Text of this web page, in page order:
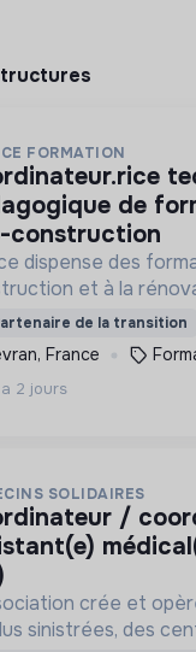
FORMATION
de
construction
dispense des
et à la
réemploi dans le
s'adressent à
et des
de la transition
France
2 jours
SOLIDAIRES
crée et
sinistrées, des